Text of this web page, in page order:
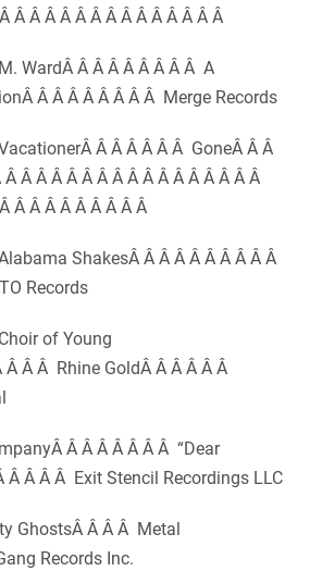
Â Â Â Â Â Â Â Â Â Â Â Â Â Â
WardÂ Â Â Â Â Â Â Â Â A
Â Â Â Â Â Â Â Â Merge Records
Â Â Â Â Â Â GoneÂ Â Â
Â Â Â Â Â Â Â Â Â Â Â Â Â Â Â Â
Â Â Â Â Â Â Â Â Â
ShakesÂ Â Â Â Â Â Â Â Â Â
Records
of Young
Â Â Â Rhine GoldÂ Â Â Â Â Â
Â Â Â Â Â Â Â “Dear
Â Â Â Â Exit Stencil Recordings LLC
GhostsÂ Â Â Â Metal
Records Inc.